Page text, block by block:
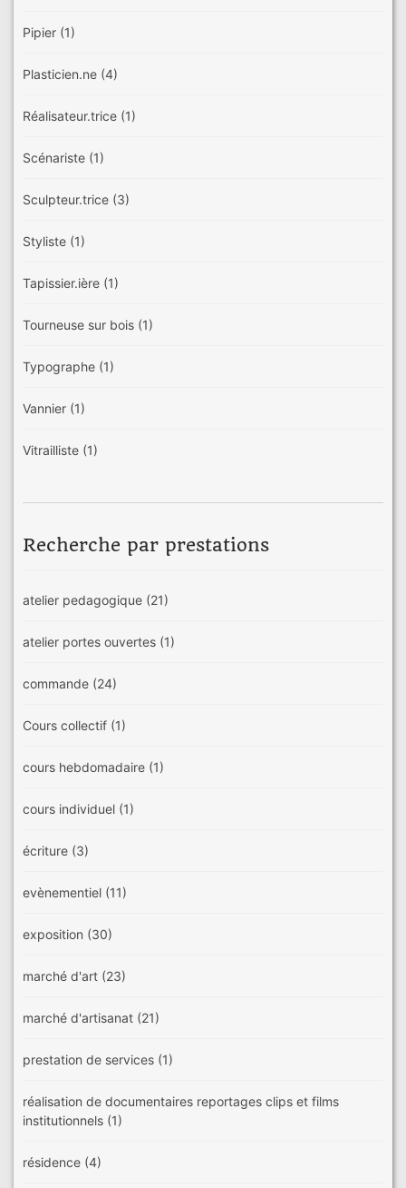
Pipier (1)
Plasticien.ne (4)
Réalisateur.trice (1)
Scénariste (1)
Sculpteur.trice (3)
Styliste (1)
Tapissier.ière (1)
Tourneuse sur bois (1)
Typographe (1)
Vannier (1)
Vitrailliste (1)
Recherche par prestations
atelier pedagogique (21)
atelier portes ouvertes (1)
commande (24)
Cours collectif (1)
cours hebdomadaire (1)
cours individuel (1)
écriture (3)
evènementiel (11)
exposition (30)
marché d'art (23)
marché d'artisanat (21)
prestation de services (1)
réalisation de documentaires reportages clips et films
institutionnels (1)
résidence (4)